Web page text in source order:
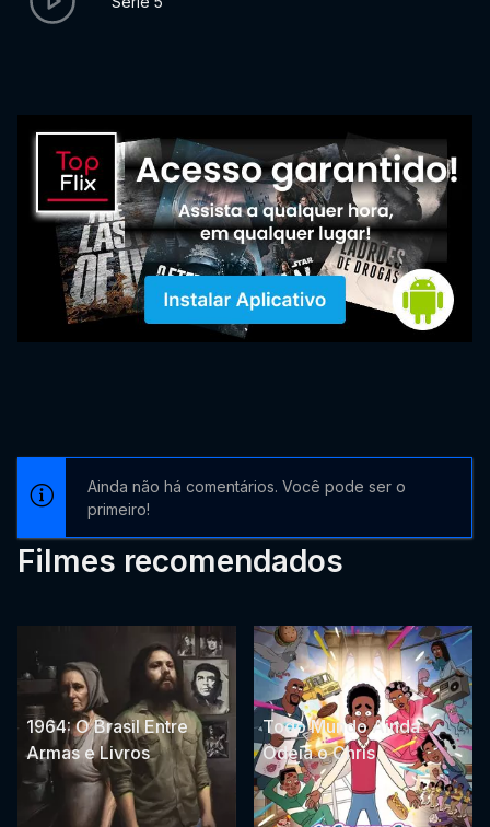
Ainda não há comentários. Você pode ser o
primeiro!
Filmes recomendados
1964: O Brasil Entre
Armas e Livros
Todo Mundo Ainda
Odeia o Chris